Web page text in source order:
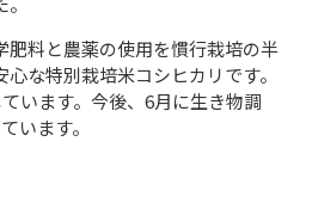
料と農薬の使用を慣行栽培の半
な特別栽培米コシヒカリです。
います。今後、6月に生き物調
います。